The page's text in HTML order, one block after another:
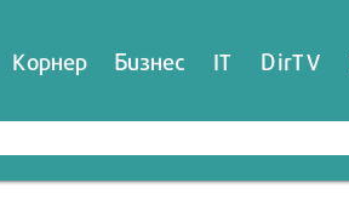
Корнер Бизнес IT DirTV